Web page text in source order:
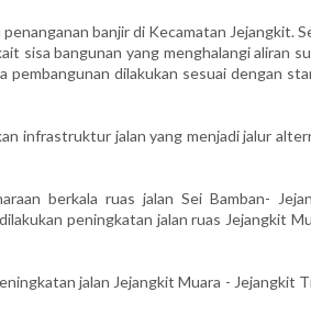
banjir di Kecamatan Jejangkit.
sisa bangunan yang menghalangi aliran
pembangunan dilakukan sesuai dengan
infrastruktur jalan yang menjadi jalur
berkala ruas jalan Sei Bamban-
peningkatan jalan ruas Jejangkit
jalan Jejangkit Muara - Jejangkit